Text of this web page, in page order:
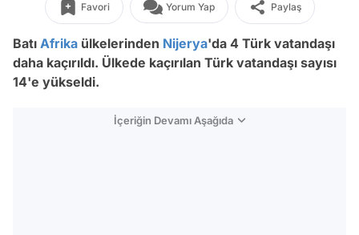
Favori Yorum Yap Paylaş
Batı Afrika ülkelerinden Nijerya'da 4 Türk vatandaşı
daha kaçırıldı. Ülkede kaçırılan Türk vatandaşı sayısı
14'e yükseldi.
İçeriğin Devamı Aşağıda